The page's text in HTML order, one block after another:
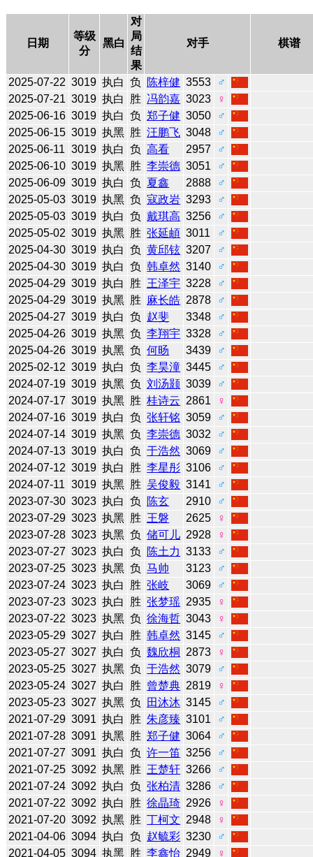
日期
等级
分
黑白
对
局
结
果
对手 棋谱
2025-07-22 3019 执白 负 陈梓健 3553
♂
2025-07-21 3019 执白 胜 冯韵嘉 3023
♀
2025-06-16 3019 执白 负 郑子健 3050
♂
2025-06-15 3019 执黑 胜 汪鹏飞 3048
♂
2025-06-11 3019 执白 负 高看 2957
♂
2025-06-10 3019 执黑 胜 李崇德 3051
♂
2025-06-09 3019 执白 负 夏鑫 2888
♂
2025-05-03 3019 执黑 负 寇政岩 3293
♂
2025-05-03 3019 执白 负 戴琪高 3256
♂
2025-05-02 3019 执黑 胜 张延頔 3011
♂
2025-04-30 3019 执白 负 黄邱铉 3207
♂
2025-04-30 3019 执白 负 韩卓然 3140
♂
2025-04-29 3019 执白 胜 王泽宇 3228
♂
2025-04-29 3019 执黑 胜 麻长皓 2878
♂
2025-04-27 3019 执白 负 赵斐 3348
♂
2025-04-26 3019 执黑 负 李翔宇 3328
♂
2025-04-26 3019 执黑 负 何旸 3439
♂
2025-02-12 3019 执白 负 李昊潼 3445
♂
2024-07-19 3019 执黑 负 刘汤颢 3039
♂
2024-07-17 3019 执黑 胜 桂诗云 2861
♀
2024-07-16 3019 执白 负 张轩铭 3059
♂
2024-07-14 3019 执黑 负 李崇德 3032
♂
2024-07-13 3019 执白 负 于浩然 3069
♂
2024-07-12 3019 执白 胜 李星彤 3106
♂
2024-07-11 3019 执黑 胜 吴俊毅 3141
♂
2023-07-30 3023 执白 负 陈玄 2910
♂
2023-07-29 3023 执黑 胜 王磐 2625
♀
2023-07-28 3023 执黑 负 储可儿 2928
♀
2023-07-27 3023 执白 负 陈土力 3133
♂
2023-07-25 3023 执黑 负 马帅 3123
♂
2023-07-24 3023 执白 胜 张岐 3069
♂
2023-07-23 3023 执白 胜 张梦瑶 2935
♀
2023-07-22 3023 执黑 负 徐海哲 3043
♀
2023-05-29 3027 执白 胜 韩卓然 3145
♂
2023-05-27 3027 执白 负 魏欣桐 2873
♀
2023-05-25 3027 执黑 负 于浩然 3079
♂
2023-05-24 3027 执白 胜 曾楚典 2819
♀
2023-05-23 3027 执黑 负 田沐沐 3145
♂
2021-07-29 3091 执白 胜 朱彦臻 3101
♂
2021-07-28 3091 执黑 胜 郑子健 3064
♂
2021-07-27 3091 执白 负 许一笛 3256
♂
2021-07-25 3092 执黑 胜 王楚轩 3266
♂
2021-07-24 3092 执白 负 张柏清 3286
♂
2021-07-22 3092 执白 胜 徐晶琦 2926
♀
2021-07-20 3092 执黑 胜 丁柯文 2948
♀
2021-04-06 3094 执白 负 赵毓彩 3230
♂
2021-04-05 3094 执黑 胜 李鑫怡 2949 ♀